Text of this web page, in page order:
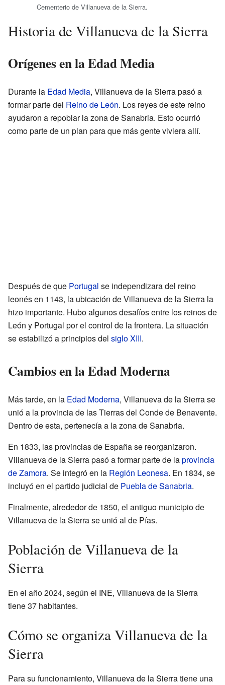
Cementerio de Villanueva de la Sierra.
Historia de Villanueva de la Sierra
Orígenes en la Edad Media
Durante la Edad Media, Villanueva de la Sierra pasó a
formar parte del Reino de León. Los reyes de este reino
ayudaron a repoblar la zona de Sanabria. Esto ocurrió
como parte de un plan para que más gente viviera allí.
Después de que Portugal se independizara del reino
leonés en 1143, la ubicación de Villanueva de la Sierra la
hizo importante. Hubo algunos desafíos entre los reinos de
León y Portugal por el control de la frontera. La situación
se estabilizó a principios del siglo XIII.
Cambios en la Edad Moderna
Más tarde, en la Edad Moderna, Villanueva de la Sierra se
unió a la provincia de las Tierras del Conde de Benavente.
Dentro de esta, pertenecía a la zona de Sanabria.
En 1833, las provincias de España se reorganizaron.
Villanueva de la Sierra pasó a formar parte de laprovincia
de Zamora. Se integró en la Región Leonesa. En 1834, se
incluyó en el partido judicial de Puebla de Sanabria.
Finalmente, alrededor de 1850, el antiguo municipio de
Villanueva de la Sierra se unió al de Pías.
Población de Villanueva de la
Sierra
En el año 2024, según el INE, Villanueva de la Sierra
tiene 37 habitantes.
Cómo se organiza Villanueva de la
Sierra
Para su funcionamiento, Villanueva de la Sierra tiene una